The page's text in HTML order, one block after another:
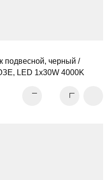
подвесной, черный /
LED 1x30W 4000K